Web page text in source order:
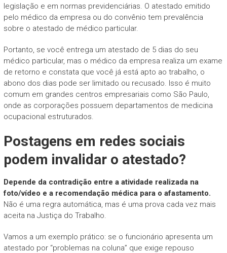
legislação e em normas previdenciárias. O atestado emitido
pelo médico da empresa ou do convênio tem prevalência
sobre o atestado de médico particular.
Portanto, se você entrega um atestado de 5 dias do seu
médico particular, mas o médico da empresa realiza um exame
de retorno e constata que você já está apto ao trabalho, o
abono dos dias pode ser limitado ou recusado. Isso é muito
comum em grandes centros empresariais como São Paulo,
onde as corporações possuem departamentos de medicina
ocupacional estruturados.
Postagens em redes sociais
podem invalidar o atestado?
Depende da contradição entre a atividade realizada na
foto/vídeo e a recomendação médica para o afastamento.
Não é uma regra automática, mas é uma prova cada vez mais
aceita na Justiça do Trabalho.
Vamos a um exemplo prático: se o funcionário apresenta um
atestado por “problemas na coluna” que exige repouso